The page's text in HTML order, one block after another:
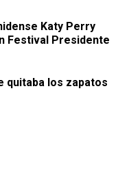
Katy Perry
Festival Presidente
quitaba los zapatos